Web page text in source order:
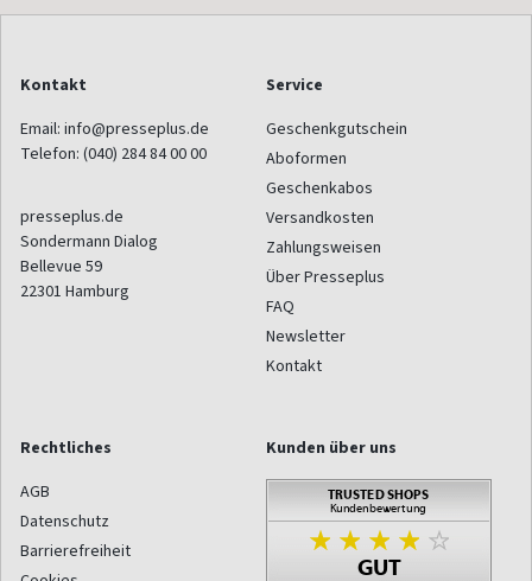
Kontakt
Email: info@presseplus.de
Telefon: (040) 284 84 00 00
presseplus.de
Sondermann Dialog
Bellevue 59
22301 Hamburg
Service
Geschenkgutschein
Aboformen
Geschenkabos
Versandkosten
Zahlungsweisen
Über Presseplus
FAQ
Newsletter
Kontakt
Rechtliches
AGB
Datenschutz
Barrierefreiheit
Kunden über uns